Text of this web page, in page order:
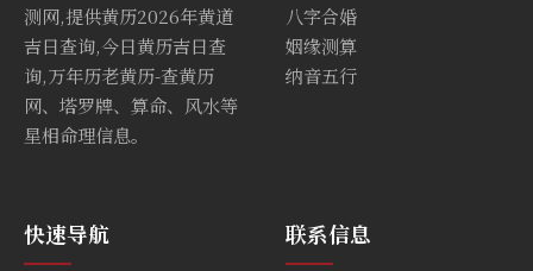
测网,提供黄历2026年黄道
吉日查询,今日黄历吉日查
询,万年历老黄历-查黄历
网、塔罗牌、算命、风水等
星相命理信息。
八字合婚
姻缘测算
纳音五行
快速导航 联系信息